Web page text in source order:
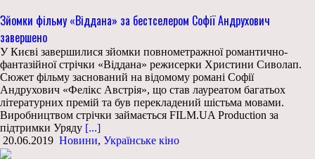
Зйомки фільму «Віддана» за бестселером Софії Андрухович
завершено
У Києві завершилися зйомки повнометражної романтично-
фантазійної стрічки «Віддана» режисерки Христини Сиволап.
Сюжет фільму заснований на відомому романі Софії
Андрухович «Фелікс Австрія», що став лауреатом багатьох
літературних премій та був перекладений шістьма мовами.
Виробництвом стрічки займається FILM.UA Production за
підтримки Уряду [...]
20.06.2019 Новини, Українське кіно